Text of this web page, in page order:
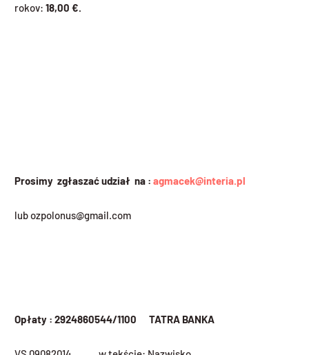
rokov: 18,00 €.
Prosimy zgłaszać udział na : agmacek@interia.pl
lub ozpolonus@gmail.com
Opłaty : 2924860544/1100 TATRA BANKA